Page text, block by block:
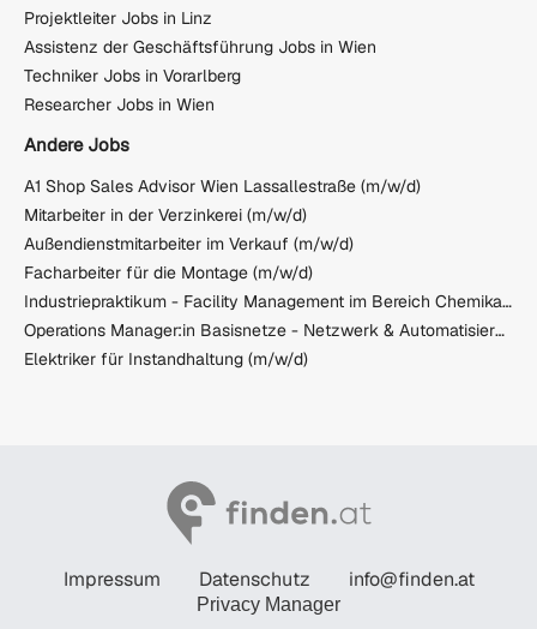
Projektleiter Jobs in Linz
Assistenz der Geschäftsführung Jobs in Wien
Techniker Jobs in Vorarlberg
Researcher Jobs in Wien
Andere Jobs
A1 Shop Sales Advisor Wien Lassallestraße (m/w/d)
Mitarbeiter in der Verzinkerei (m/w/d)
Außendienstmitarbeiter im Verkauf (m/w/d)
Facharbeiter für die Montage (m/w/d)
Industriepraktikum - Facility Management im Bereich Chemikalien, Gase, Reinstwasser, Abwasser
Operations Manager:in Basisnetze - Netzwerk & Automatisierung
Elektriker für Instandhaltung (m/w/d)
Impressum Datenschutz info@finden.at
Privacy Manager